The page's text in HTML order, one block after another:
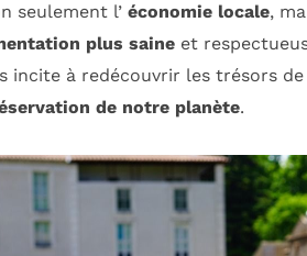
seulement l’ économie locale,
plus saine et
incite à redécouvrir les trésors
de notre planète.